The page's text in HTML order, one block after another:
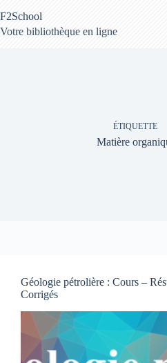
au
contenu
F2School
Votre bibliothèque en ligne
ÉTIQUETTE
Matière
Géologie pétrolière : Cours –
Corrigés